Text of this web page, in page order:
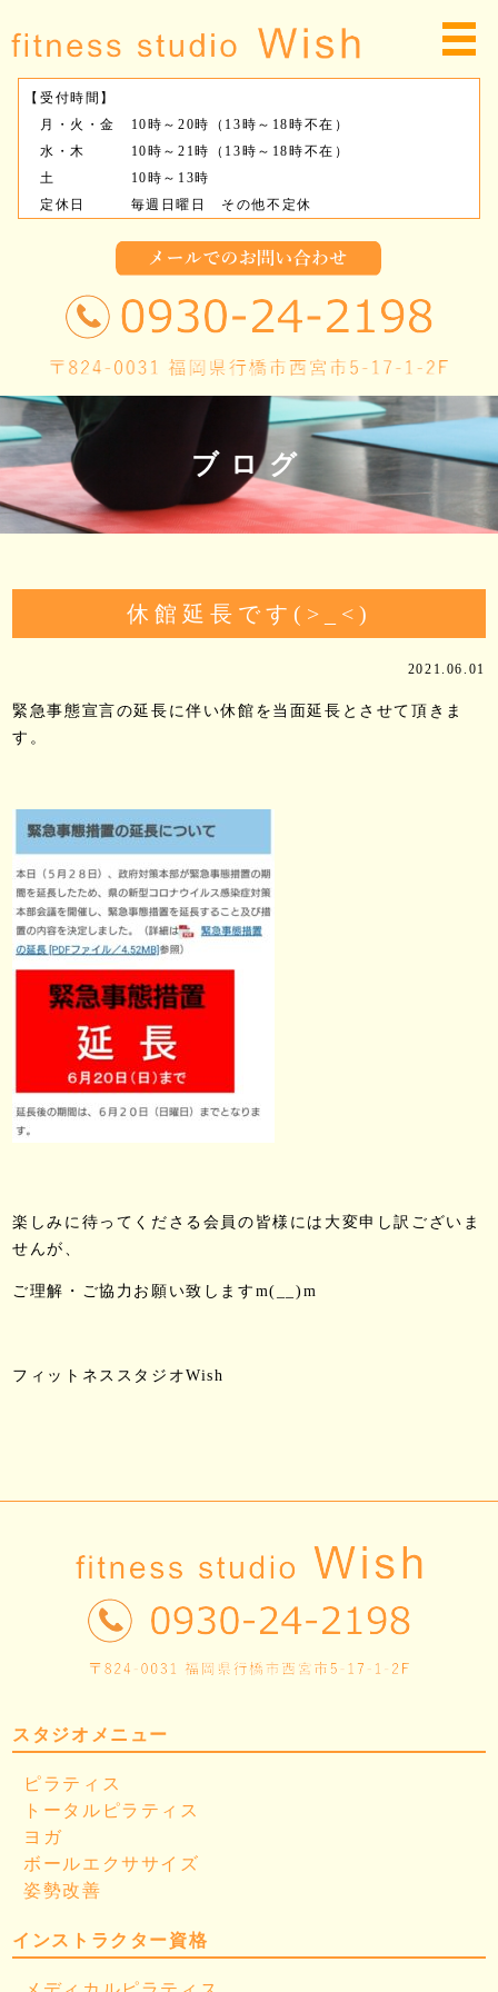
【受付時間】
月・火・金 10時～20時（13時～18時不在）
水・木 10時～21時（13時～18時不在）
土 10時～13時
定休日 毎週日曜日 その他不定休
ブログ
休館延長です(>_<)
2021.06.01
緊急事態宣言の延長に伴い休館を当面延長とさせて頂きま
す。
楽しみに待ってくださる会員の皆様には大変申し訳ございま
せんが、
ご理解・ご協力お願い致しますm(__)m
フィットネススタジオWish
スタジオメニュー
ピラティス
トータルピラティス
ヨガ
ボールエクササイズ
姿勢改善
インストラクター資格